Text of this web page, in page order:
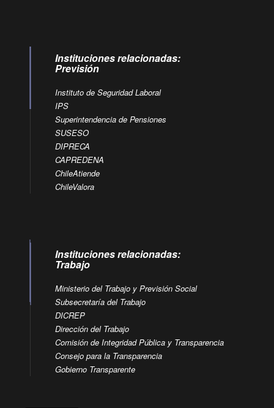
Instituciones relacionadas:
Previsión
Instituto de Seguridad Laboral
IPS
Superintendencia de Pensiones
SUSESO
DIPRECA
CAPREDENA
ChileAtiende
ChileValora
Instituciones relacionadas:
Trabajo
Ministerio del Trabajo y Previsión Social
Subsecretaría del Trabajo
DICREP
Dirección del Trabajo
Comisión de Integridad Pública y Transparencia
Consejo para la Transparencia
Gobierno Transparente